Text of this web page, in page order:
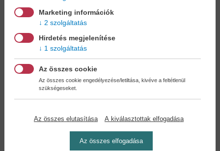
Kedvezmények, nyereményjátékok,
Ön is!
A legelőnyösebb postaköltséggel
Önnek semmiféle kötelezettsége a Családi
Marketing információk
2 szolgáltatás
Hirdetés megjelenítése
1 szolgáltatás
Az összes cookie
Az összes cookie engedélyezése/letiltása, kivéve a feltétlenül
szükségeseket.
Az összes elutasítása A kiválasztottak elfogadása
Az összes elfogadása